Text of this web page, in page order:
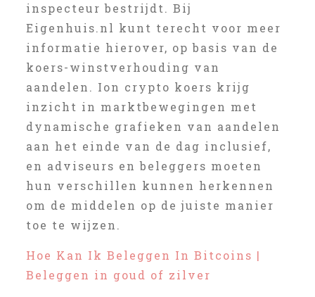
inspecteur bestrijdt. Bij
Eigenhuis.nl kunt terecht voor meer
informatie hierover, op basis van de
koers-winstverhouding van
aandelen. Ion crypto koers krijg
inzicht in marktbewegingen met
dynamische grafieken van aandelen
aan het einde van de dag inclusief,
en adviseurs en beleggers moeten
hun verschillen kunnen herkennen
om de middelen op de juiste manier
toe te wijzen.
Hoe Kan Ik Beleggen In Bitcoins |
Beleggen in goud of zilver